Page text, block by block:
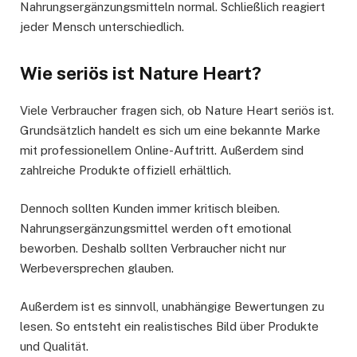
Nahrungsergänzungsmitteln normal. Schließlich reagiert
jeder Mensch unterschiedlich.
Wie seriös ist Nature Heart?
Viele Verbraucher fragen sich, ob Nature Heart seriös ist.
Grundsätzlich handelt es sich um eine bekannte Marke
mit professionellem Online-Auftritt. Außerdem sind
zahlreiche Produkte offiziell erhältlich.
Dennoch sollten Kunden immer kritisch bleiben.
Nahrungsergänzungsmittel werden oft emotional
beworben. Deshalb sollten Verbraucher nicht nur
Werbeversprechen glauben.
Außerdem ist es sinnvoll, unabhängige Bewertungen zu
lesen. So entsteht ein realistisches Bild über Produkte
und Qualität.